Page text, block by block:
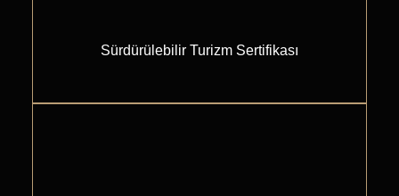
Sürdürülebilir Turizm Sertifikası